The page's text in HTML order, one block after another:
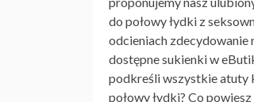
do połowy łydki z
odcieniach zdecydowanie
dostępnesukienki w
podkreśli wszystkie atuty
połowy łydki? Co powiesz